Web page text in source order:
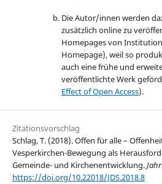
Die Autor/innen werden
zusätzlich online zu
Homepages von
Homepage), weil so
auch eine frühe und
veröffentlichte Werk
Effect of Open Access).
Zitationsvorschlag
Schlag, T. (2018). Offen für alle –
Vesperkirchen-Bewegung als
Gemeinde- und Kirchenentwicklung.
https://doi.org/10.22018/JDS.2018.8